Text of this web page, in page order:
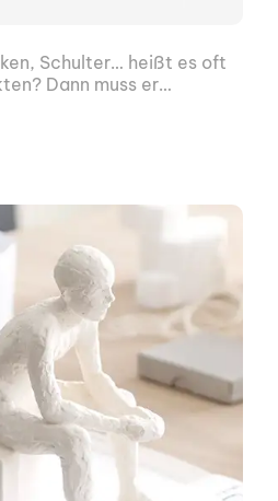
Schulter… heißt es oft
Dann muss er
sondern kann sich selbst